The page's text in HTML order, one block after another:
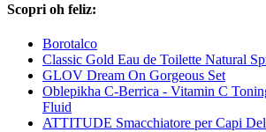
Scopri oh feliz:
Borotalco
Classic Gold Eau de Toilette Natural
GLOV Dream On Gorgeous Set
Oblepikha C-Berrica - Vitamin C
Fluid
ATTITUDE Smacchiatore per Capi